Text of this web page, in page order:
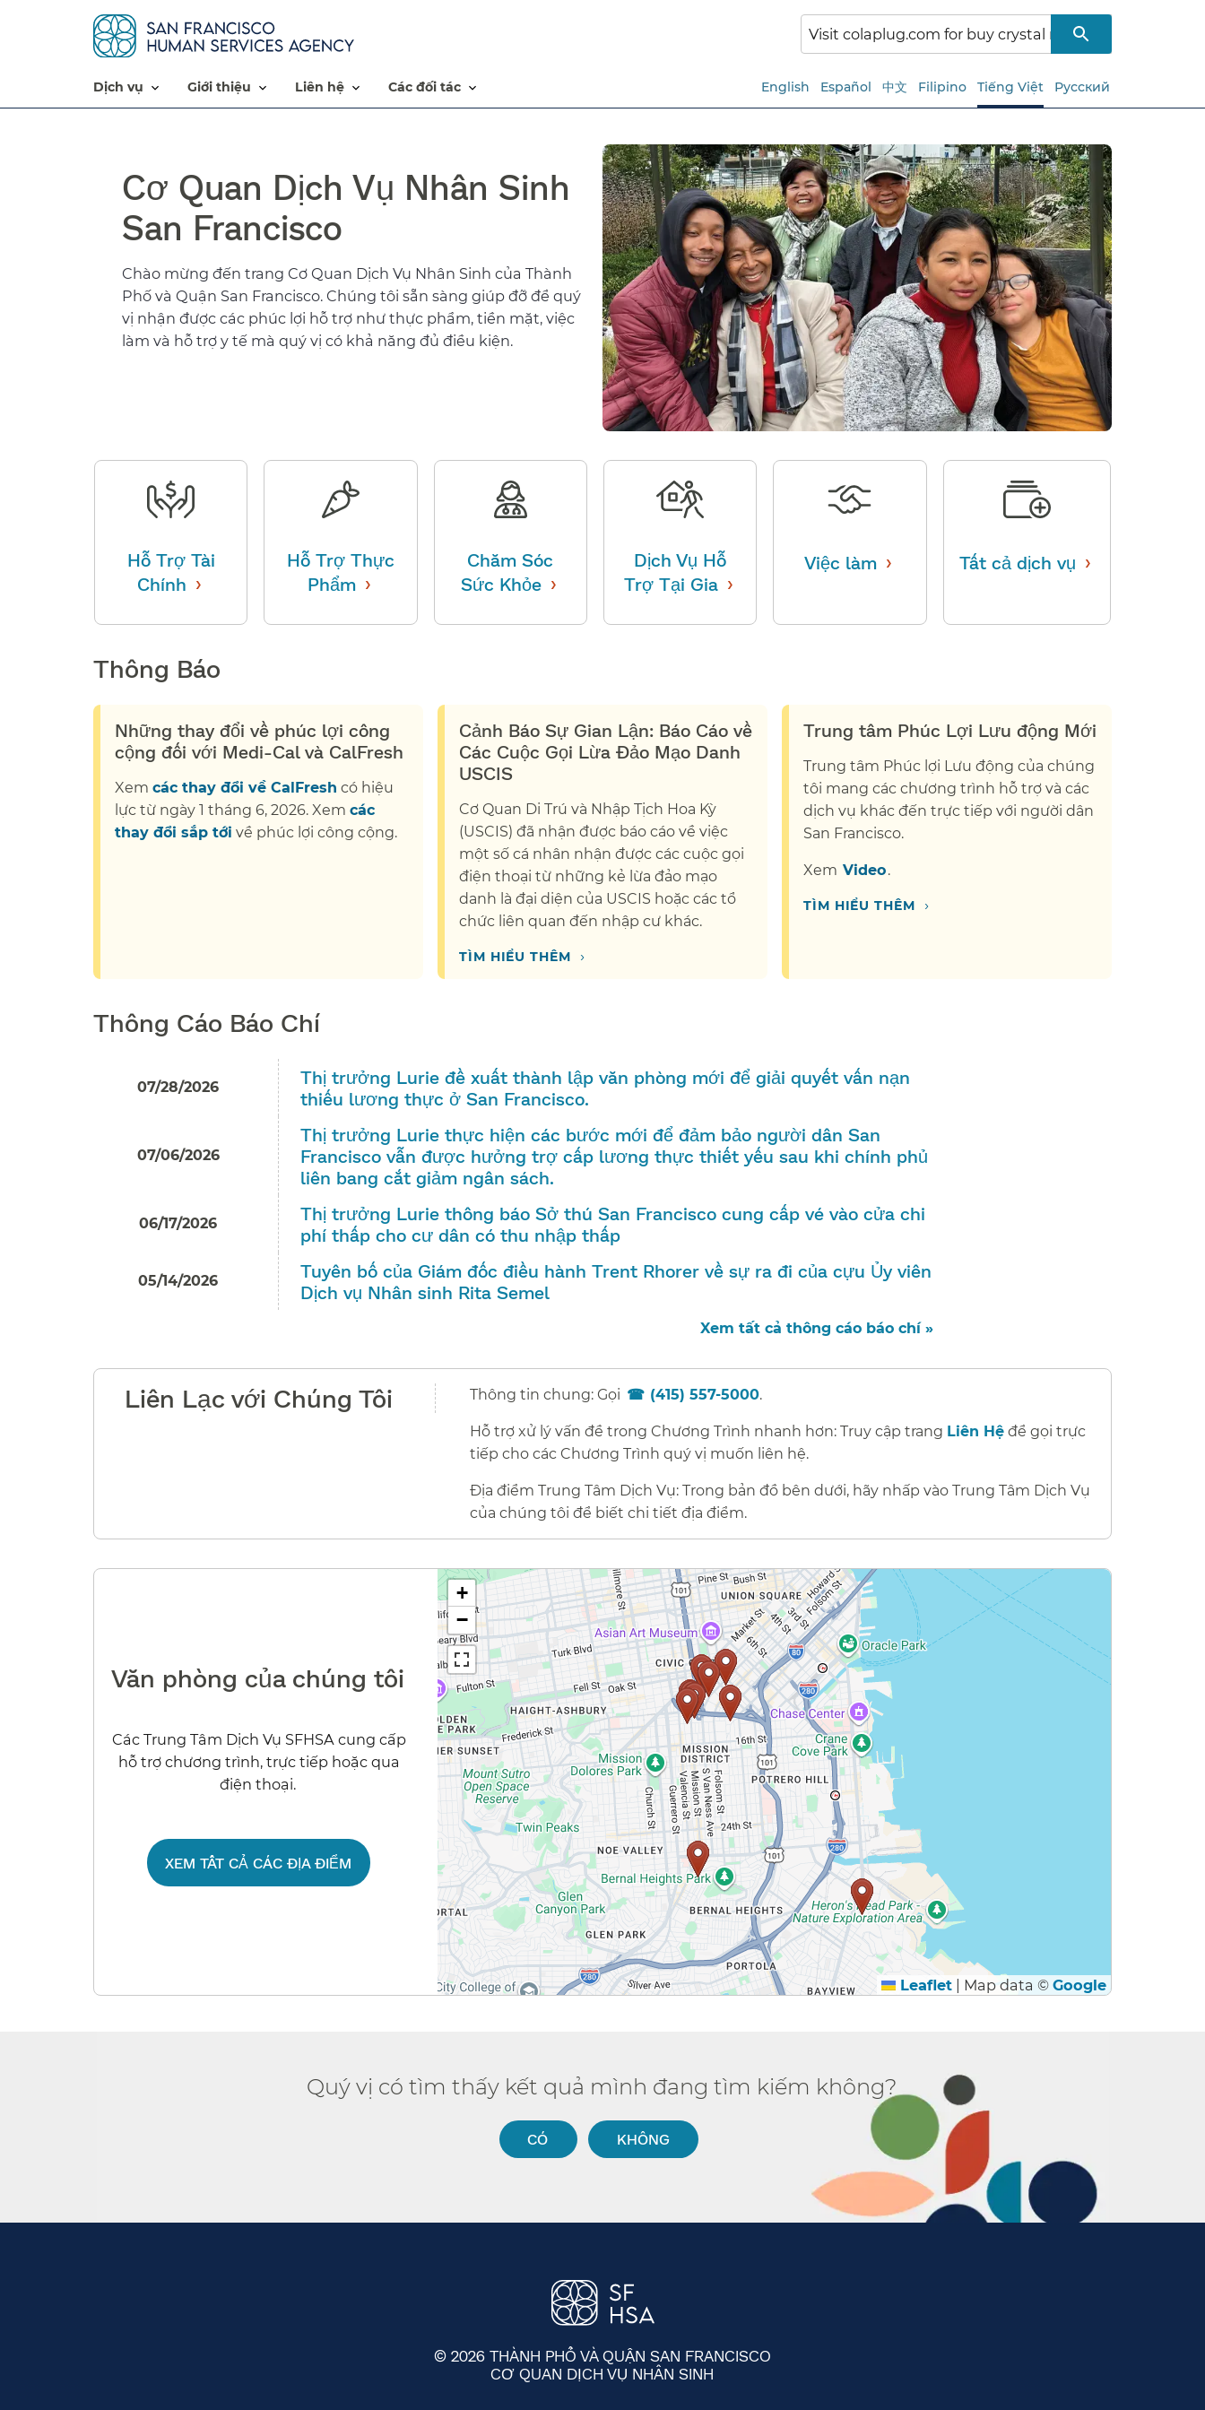
dịch vụ​​ giới thiệu​​ liên hệ​​ các đối tác​​ English Español 中文 Filipino Tiếng Việt Русский
Cơ Quan Dịch Vụ Nhân Sinh
San Francisco​​
Chào mừng đến trang Cơ Quan Dịch Vụ Nhân Sinh của Thành
Phố và Quận San Francisco. Chúng tôi sẵn sàng giúp đỡ để quý
vị nhận được các phúc lợi hỗ trợ như thực phẩm, tiền mặt, việc
làm và hỗ trợ y tế mà quý vị có khả năng đủ điều kiện.​​
Hỗ Trợ Tài
Chính ›
Hỗ Trợ Thực
Phẩm ›
Chăm Sóc
Sức Khỏe ›
Dịch Vụ Hỗ
Trợ Tại Gia ›
Việc làm › Tất cả dịch vụ ›
Thông Báo​​
Những thay đổi về phúc lợi công
cộng đối với Medi-Cal và CalFresh​​
Xem các thay đổi về CalFresh có hiệu
lực từ ngày 1 tháng 6, 2026. Xem các
thay đổi sắp tới về phúc lợi công cộng.​​
Cảnh Báo Sự Gian Lận: Báo Cáo về
Các Cuộc Gọi Lừa Đảo Mạo Danh
USCIS​​
Cơ Quan Di Trú và Nhập Tịch Hoa Kỳ
(USCIS) đã nhận được báo cáo về việc
một số cá nhân nhận được các cuộc gọi
điện thoại từ những kẻ lừa đảo mạo
danh là đại diện của USCIS hoặc các tổ
chức liên quan đến nhập cư khác.​​
TÌM HIỂU THÊM​​ ›
Trung tâm Phúc Lợi Lưu động Mới​​
Trung tâm Phúc lợi Lưu động của chúng
tôi mang các chương trình hỗ trợ và các
dịch vụ khác đến trực tiếp với người dân
San Francisco.​​
Xem​​ Video​​.
TÌM HIỂU THÊM​​ ›
Thông Cáo Báo Chí​​
07/28/2026
Thị trưởng Lurie đề xuất thành lập văn phòng mới để giải quyết vấn nạn
thiếu lương thực ở San Francisco.​​
07/06/2026
Thị trưởng Lurie thực hiện các bước mới để đảm bảo người dân San
Francisco vẫn được hưởng trợ cấp lương thực thiết yếu sau khi chính phủ
liên bang cắt giảm ngân sách.​​
06/17/2026
Thị trưởng Lurie thông báo Sở thú San Francisco cung cấp vé vào cửa chi
phí thấp cho cư dân có thu nhập thấp​​
05/14/2026
Tuyên bố của Giám đốc điều hành Trent Rhorer về sự ra đi của cựu Ủy viên
Dịch vụ Nhân sinh Rita Semel​​
Xem tất cả thông cáo báo chí »​​
Liên Lạc với Chúng Tôi​​ Thông tin chung: Gọi (415) 557-5000.​​
Hỗ trợ xử lý vấn đề trong Chương Trình nhanh hơn: Truy cập trang Liên Hệđể gọi trực
tiếp cho các Chương Trình quý vị muốn liên hệ.​​
Địa điểm Trung Tâm Dịch Vụ: Trong bản đồ bên dưới, hãy nhấp vào Trung Tâm Dịch Vụ
của chúng tôi để biết chi tiết địa điểm.​​
Văn phòng của chúng tôi​​
Các Trung Tâm Dịch Vụ SFHSA cung cấp
hỗ trợ chương trình, trực tiếp hoặc qua
điện thoại.​​
XEM TẤT CẢ CÁC ĐỊA ĐIỂM​​
+
−
Leaflet | Map data © Google
Quý vị có tìm thấy kết quả mình đang tìm kiếm không?​​
CÓ​​ KHÔNG​​
© 2026 THÀNH PHỐ VÀ QUẬN SAN FRANCISCO
CƠ QUAN DỊCH VỤ NHÂN SINH